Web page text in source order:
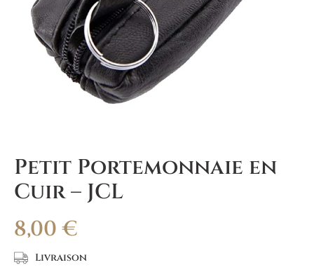
Petit Portemonnaie en
Cuir – JCL
8,00€
Livraison